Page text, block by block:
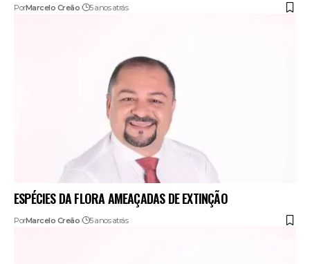
PorMarcelo Creão 5 anos atrás
ESPÉCIES DA FLORA AMEAÇADAS DE EXTINÇÃO
PorMarcelo Creão 5 anos atrás